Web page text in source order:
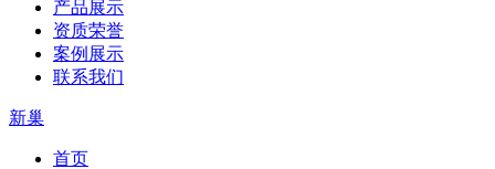
产品展示
资质荣誉
案例展示
联系我们
新巢
首页